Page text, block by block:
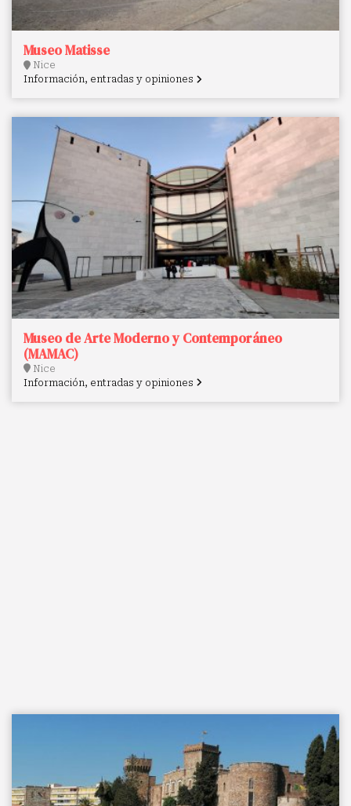
Museo Matisse
Nice
Información, entradas y opiniones
Museo de Arte Moderno y Contemporáneo
(MAMAC)
Nice
Información, entradas y opiniones